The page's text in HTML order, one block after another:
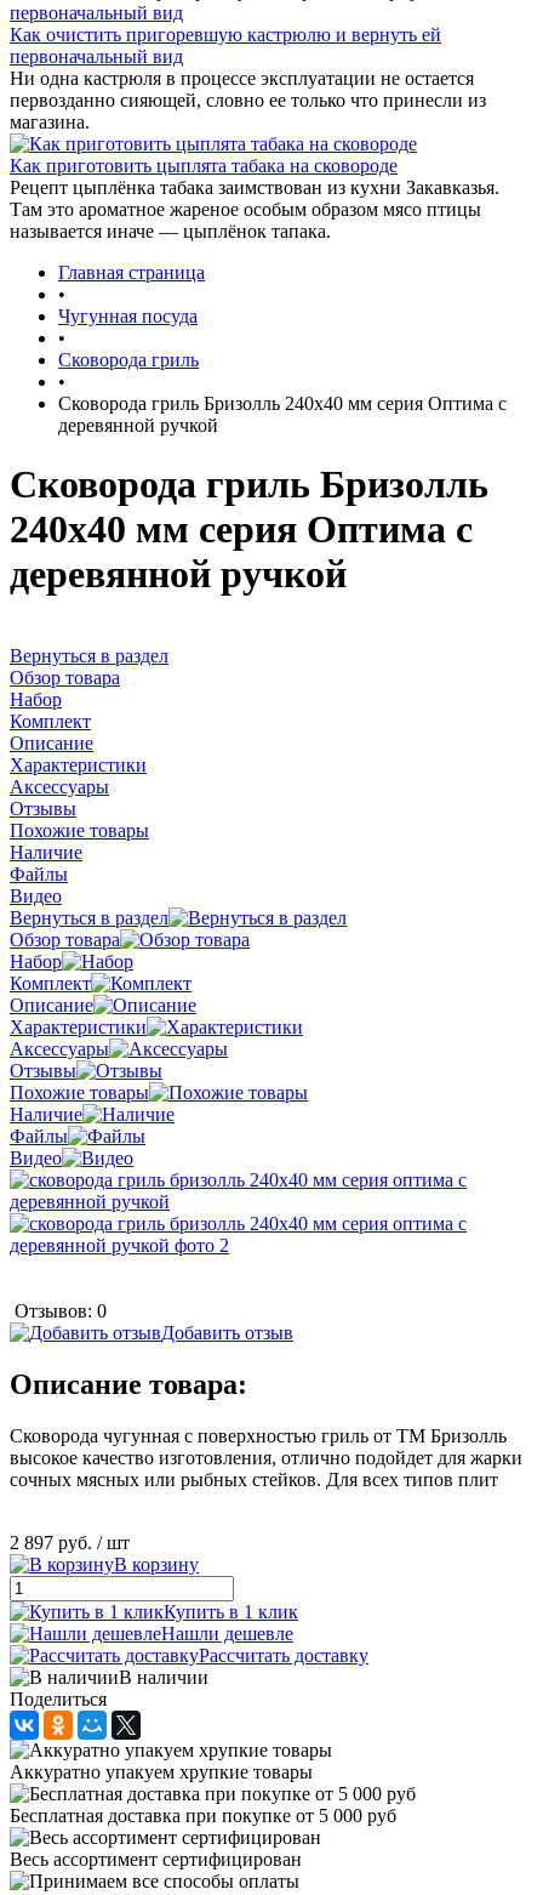
Как очистить пригоревшую кастрюлю и вернуть ей
первоначальный вид
Ни одна кастрюля в процессе эксплуатации не остается
первозданно сияющей, словно ее только что принесли из
магазина.
Как приготовить цыплята табака на сковороде
Рецепт цыплёнка табака заимствован из кухни Закавказья.
Там это ароматное жареное особым образом мясо птицы
называется иначе — цыплёнок тапака.
Главная страница
•
Чугунная посуда
•
Сковорода гриль
•
Сковорода гриль Бризолль 240x40 мм серия Оптима c
деревянной ручкой
Сковорода гриль Бризолль
240x40 мм серия Оптима c
деревянной ручкой
Вернуться в раздел
Обзор товара
Набор
Комплект
Описание
Характеристики
Аксессуары
Отзывы
Похожие товары
Наличие
Файлы
Видео
Вернуться в раздел
Обзор товара
Набор
Комплект
Описание
Характеристики
Аксессуары
Отзывы
Похожие товары
Наличие
Файлы
Видео
Отзывов: 0
Добавить отзыв
Описание товара:
Сковорода чугунная с поверхностью гриль от ТМ Бризолль
высокое качество изготовления, отлично подойдет для жарки
сочных мясных или рыбных стейков. Для всех типов плит
2 897 руб. / шт
В корзину
Купить в 1 клик
Нашли дешевле
Рассчитать доставку
В наличии
Поделиться
Аккуратно упакуем хрупкие товары
Бесплатная доставка при покупке от 5 000 руб
Весь ассортимент сертифицирован